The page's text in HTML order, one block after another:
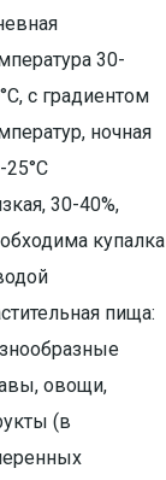
30-
с градиентом
ночная
25°C
30-40%,
купалка
пища:
овощи,
(в